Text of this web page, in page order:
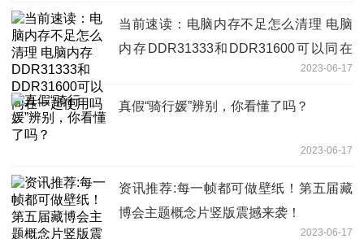
当前速读：电脑内存不足怎么清理 电脑
内存DDR31333和DDR31600可以同在
2023-06-17
真假“骑行媛”辨别，你看懂了吗？
2023-06-17
资讯推荐:每一帧都可做壁纸！第五届藏
博会主题概念片竖版震撼来袭！
2023-06-17